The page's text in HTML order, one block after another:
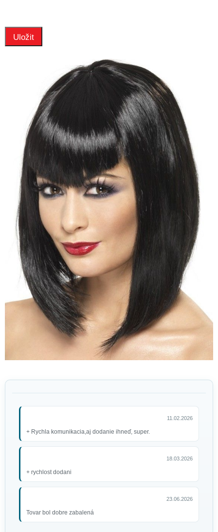
11.02.2026
+ Rychla komunikacia,aj dodanie ihneď, super.
18.03.2026
+ rychlost dodani
23.06.2026
Tovar bol dobre zabalená